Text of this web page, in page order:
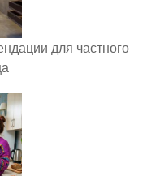
для частного